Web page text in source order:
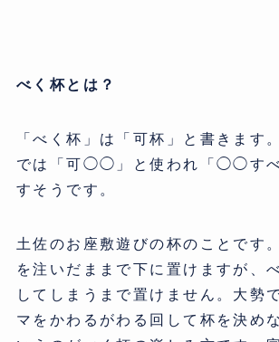
べく杯とは？
「べく杯」は「可杯」と書きます
では「可◯◯」と使われ「◯◯すべ
すそうです。
土佐のお座敷遊びの杯のことです
を注いだままで下に置けますが、
してしまうまで置けません。大勢
マをかわるがわる回して杯を決め